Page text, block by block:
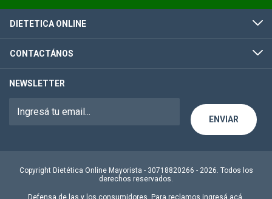
DIETETICA ONLINE
CONTACTÁNOS
NEWSLETTER
Copyright Dietética Online Mayorista - 30718820266 - 2026. Todos los
derechos reservados.
Defensa de las y los consumidores. Para reclamos ingresá acá.